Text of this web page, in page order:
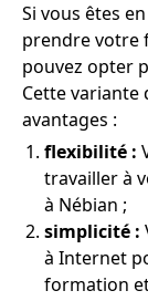
Si vous êtes
prendre votre
pouvez opter
Cette
avantages :
flexibilité :
travailler à
à Nébian ;
simplicité :
à Internet
formation